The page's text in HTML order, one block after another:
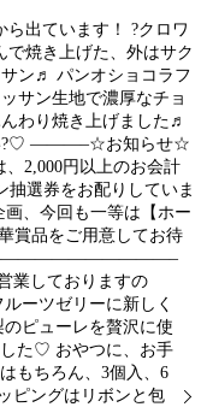
出ています！ ?クロワ
で焼き上げた、外はサク
ン♬ パンオショコラフ
サン生地で濃厚なチョ
わり焼き上げました♬
い?♡ ———–☆お知らせ☆
2,000円以上のお会計
抽選券をお配りしていま
、今回も一等は【ホー
賞品をご用意してお待
い♡———————————–
業しておりますの
ーツゼリーに新しく
ピューレを贅沢に使
た♡ おやつに、お手
もちろん、3個入、6
ピングはリボンと包